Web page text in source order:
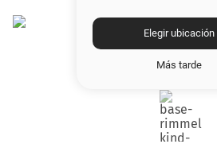
Elegir ubicación
Más tarde